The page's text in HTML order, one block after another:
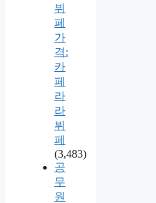
뷔
페
가
격:
카
페
라
라
뷔
페
(3,483)
공
무
원